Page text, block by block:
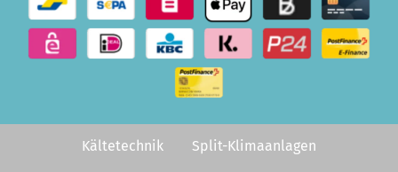
Kältetechnik Split-Klimaanlagen